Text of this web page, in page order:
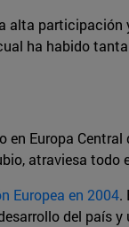
alta participación
ha habido
en Europa
atraviesa
Europea en 2004.
del país